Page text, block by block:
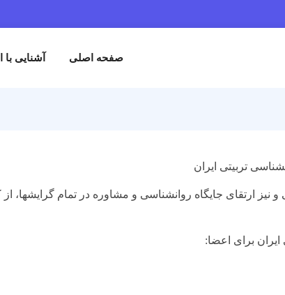
صفحه اصلی آشنایی با انجمن
ایران
جایگاه روانشناسی و مشاوره در تمام گرایشها، از کلیه
اعضا: